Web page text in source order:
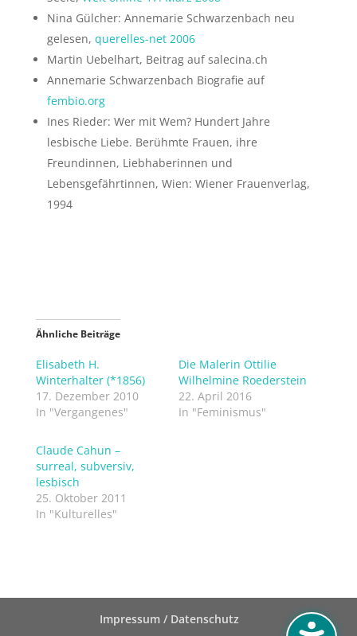
Nina Gülcher: Annemarie Schwarzenbach neu
gelesen, querelles-net 2006
Martin Uebelhart, Beitrag auf salecina.ch
Annemarie Schwarzenbach Biografie auf
fembio.org
Ines Rieder: Wer mit Wem? Hundert Jahre
lesbische Liebe. Berühmte Frauen, ihre
Freundinnen, Liebhaberinnen und
Lebensgefährtinnen, Wien: Wiener Frauenverlag,
1994
Ähnliche Beiträge
Elisabeth H.
Winterhalter (*1856)
17. Dezember 2010
In "Vergangenes"
Die Malerin Ottilie
Wilhelmine Roederstein
22. April 2016
In "Feminismus"
Claude Cahun –
surreal, subversiv,
lesbisch
25. Oktober 2011
In "Kulturelles"
Impressum / Datenschutz